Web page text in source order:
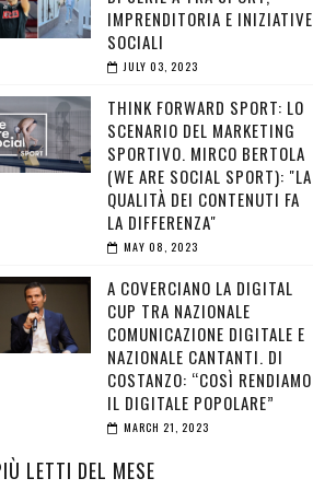
IMPRENDITORIA E INIZIATIVE
SOCIALI
JULY 03, 2023
THINK FORWARD SPORT: LO
SCENARIO DEL MARKETING
SPORTIVO. MIRCO BERTOLA
(WE ARE SOCIAL SPORT): "LA
QUALITÀ DEI CONTENUTI FA
LA DIFFERENZA"
MAY 08, 2023
A COVERCIANO LA DIGITAL
CUP TRA NAZIONALE
COMUNICAZIONE DIGITALE E
NAZIONALE CANTANTI. DI
COSTANZO: “COSÌ RENDIAMO
IL DIGITALE POPOLARE”
MARCH 21, 2023
LETTI DEL MESE